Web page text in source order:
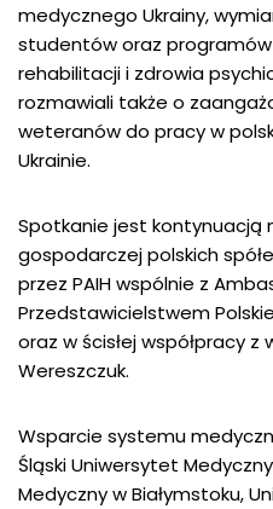
medycznego Ukrainy,
studentów oraz
rehabilitacji i zdrowia
rozmawiali także o
weteranów do pracy w
Ukrainie.
Spotkanie jest kontynuacją
gospodarczej polskich
przez PAIH wspólnie z
Przedstawicielstwem
oraz w ścisłej współpracy z
Wereszczuk.
Wsparcie systemu
Śląski Uniwersytet
Medyczny w Białymstoku,